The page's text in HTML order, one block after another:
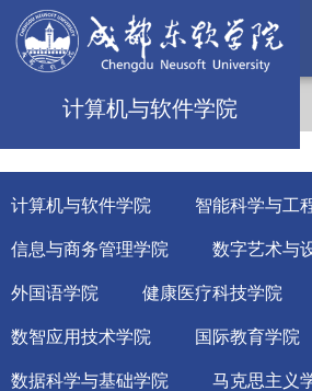
计算机与软件学院
计算机与软件学院 智能科学与工
信息与商务管理学院 数字艺术与
外国语学院 健康医疗科技学院
数智应用技术学院 国际教育学院
数据科学与基础学院 马克思主义